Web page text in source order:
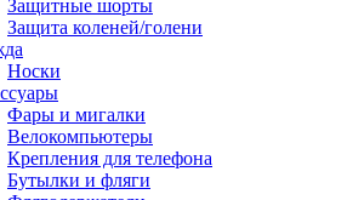
Защитные шорты
Защита коленей/голени
Носки
Фары и мигалки
Велокомпьютеры
Крепления для телефона
Бутылки и фляги